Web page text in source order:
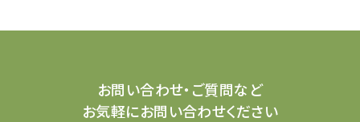
お問い合わせ・ご質問など
お気軽にお問い合わせください